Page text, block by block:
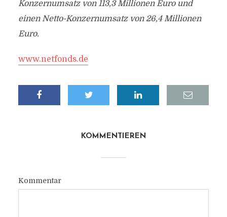
Konzernumsatz von 113,3 Millionen Euro und
einen Netto-Konzernumsatz von 26,4 Millionen
Euro.
www.netfonds.de
KOMMENTIEREN
Kommentar